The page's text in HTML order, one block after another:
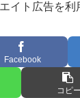
イト広告を利
Facebook
コピー